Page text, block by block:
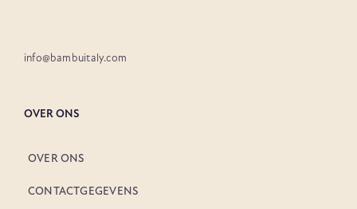
info@bambuitaly.com
OVER ONS
OVER ONS
CONTACTGEGEVENS